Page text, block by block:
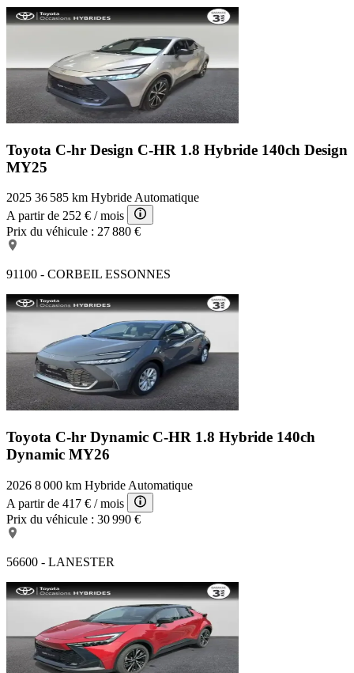
Toyota C-hr Design C-HR 1.8 Hybride 140ch Design
MY25
2025 36 585 km Hybride Automatique
A partir de 252 € / mois
Prix du véhicule : 27 880 €
91100 - CORBEIL ESSONNES
Toyota C-hr Dynamic C-HR 1.8 Hybride 140ch
Dynamic MY26
2026 8 000 km Hybride Automatique
A partir de 417 € / mois
Prix du véhicule : 30 990 €
56600 - LANESTER